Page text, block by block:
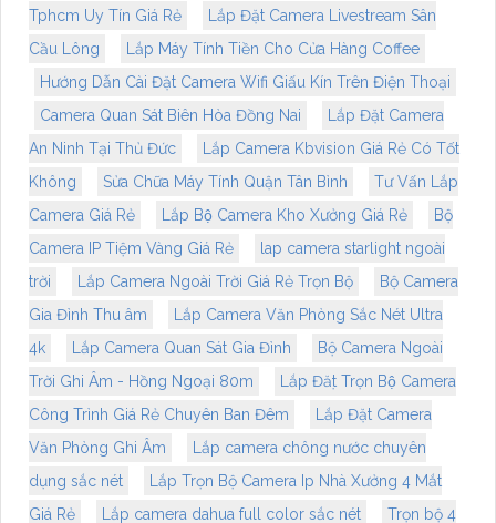
Tphcm Uy Tín Giá Rẻ
Lắp Đặt Camera Livestream Sân
Cầu Lông
Lắp Máy Tính Tiền Cho Cửa Hàng Coffee
Hướng Dẫn Cài Đặt Camera Wifi Giấu Kín Trên Điện Thoại
Camera Quan Sát Biên Hòa Đồng Nai
Lắp Đặt Camera
An Ninh Tại Thủ Đức
Lắp Camera Kbvision Giá Rẻ Có Tốt
Không
Sửa Chữa Máy Tính Quận Tân Bình
Tư Vấn Lắp
Camera Giá Rẻ
Lắp Bộ Camera Kho Xưởng Giá Rẻ
Bộ
Camera IP Tiệm Vàng Giá Rẻ
lap camera starlight ngoài
trời
Lắp Camera Ngoài Trời Giá Rẻ Trọn Bộ
Bộ Camera
Gia Đình Thu âm
Lắp Camera Văn Phòng Sắc Nét Ultra
4k
Lắp Camera Quan Sát Gia Đình
Bộ Camera Ngoài
Trời Ghi Âm - Hồng Ngoại 80m
Lắp Đặt Trọn Bộ Camera
Công Trình Giá Rẻ Chuyên Ban Đêm
Lắp Đặt Camera
Văn Phòng Ghi Âm
Lắp camera chông nước chuyên
dụng sắc nét
Lắp Trọn Bộ Camera Ip Nhà Xưởng 4 Mắt
Giá Rẻ
Lắp camera dahua full color sắc nét Trọn bộ 4